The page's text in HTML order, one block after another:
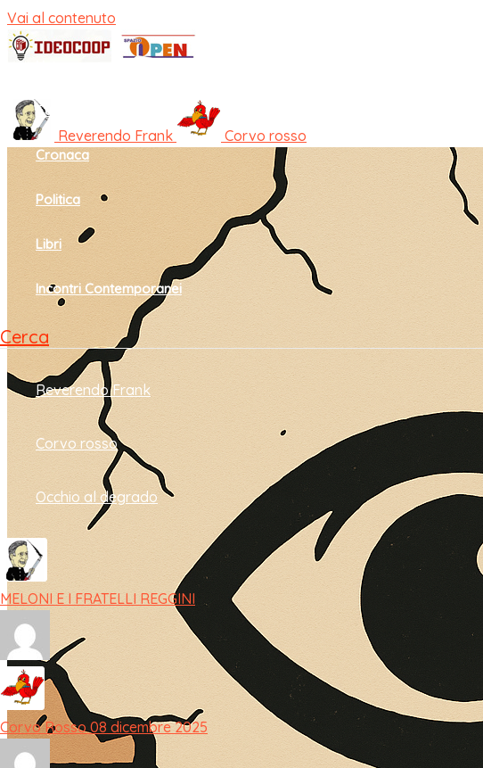
Vai al contenuto
Cultura e società
Cronaca
Politica
Libri
Incontri Contemporanei
Cerca
Reverendo Frank
Corvo rosso
Occhio al degrado
MELONI E I FRATELLI REGGINI
Corvo Rosso 08 dicembre 2025
Reverendo Frank Corvo rosso